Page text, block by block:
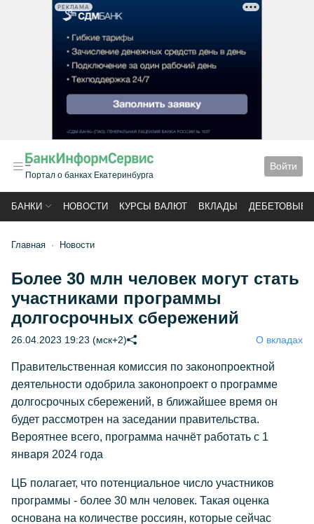
РЕКЛАМА
Портал о банках Екатеринбурга
Войти
БАНКИ НОВОСТИ КУРСЫ ВАЛЮТ ВКЛАДЫ ДЕБЕТОВЫЕ
Главная Новости
Более 30 млн человек могут стать
участниками программы
долгосрочных сбережений
26.04.2023 19:23 (мск+2) О вкладах
Правительственная комиссия по законопроектной
деятельности одобрила законопроект о программе
долгосрочных сбережений, в ближайшее время он
будет рассмотрен на заседании правительства.
Вероятнее всего, программа начнёт работать с 1
января 2024 года
ЦБ полагает, что потенциальное число участников
программы - более 30 млн человек. Такая оценка
основана на количестве россиян, которые сейчас